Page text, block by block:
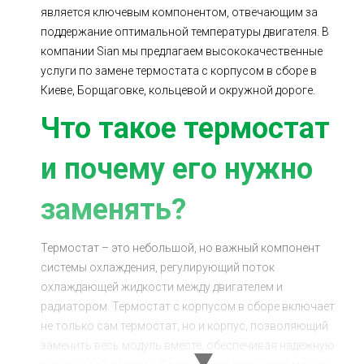
Ходовая часть Сцепление
ГРМ Шиномонтаж
Запчасти Двигатель
является ключевым компонентом, отвечающим за
поддержание оптимальной температуры двигателя. В
компании Sian мы предлагаем высококачественные
услуги по замене термостата с корпусом в сборе в
Киеве, Борщаговке, кольцевой и окружной дороге.
Что такое термостат
и почему его нужно
заменять?
Термостат – это небольшой, но важный компонент
системы охлаждения, регулирующий поток
охлаждающей жидкости между двигателем и
радиатором. Термостат с корпусом в сборе включает
не только сам термостат, но и корпус, позволяющий
заменить весь модуль вместе, обеспечивая надежную